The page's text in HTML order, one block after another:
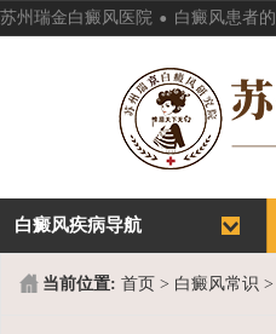
苏州瑞金白癜风医院 . 白癜风患者
白癜风疾病导航
当前位置: 首页 > 白癜风常识 >